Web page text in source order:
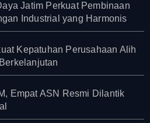
Jatim Perkuat Pembinaan
Industrial yang Harmonis
Kepatuhan Perusahaan Alih
Empat ASN Resmi Dilantik